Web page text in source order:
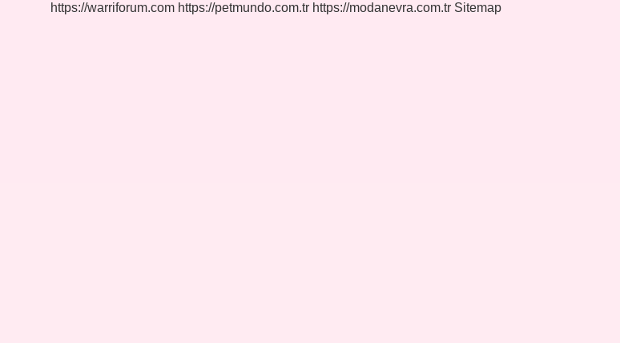
Edildi
https://warriforum.com https://petmundo.com.tr https://modanevra.com.tr Sitemap